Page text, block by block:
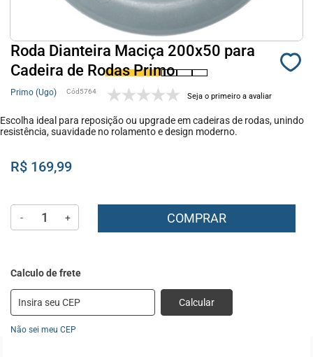
Roda Dianteira Maciça 200x50 para
Cadeira de Rodas Primo
Primo (Ugo) 5764 Seja o primeiro a avaliar
Escolha ideal para reposição ou upgrade em cadeiras de rodas, unindo
resistência, suavidade no rolamento e design moderno.
R$ 169,99
- + COMPRAR
Calcular
Não sei meu CEP